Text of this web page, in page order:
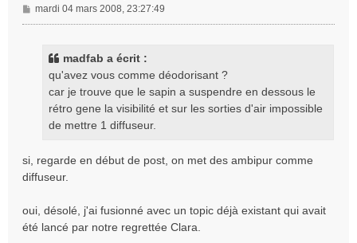
M
e
mardi 04 mars 2008, 23:27:49
madfab a écrit :
qu'avez vous comme déodorisant ?
car je trouve que le sapin a suspendre en dessous le
rétro gene la visibilité et sur les sorties d'air impossible
de mettre 1 diffuseur.
si, regarde en début de post, on met des ambipur comme
diffuseur.
oui, désolé, j'ai fusionné avec un topic déjà existant qui avait
été lancé par notre regrettée Clara.